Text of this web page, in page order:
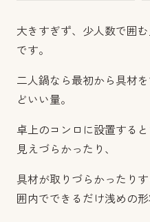
大きすぎず、少人数で囲
です。
二人鍋なら最初から具材
どいい量。
卓上のコンロに設置する
見えづらかったり、
具材が取りづらかったり
囲内でできるだけ浅めの形